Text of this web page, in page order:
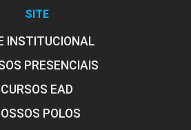
Políticas de Estoques
SITE
INSTITUCIONAL
PRESENCIAIS
CURSOS EAD
POLOS